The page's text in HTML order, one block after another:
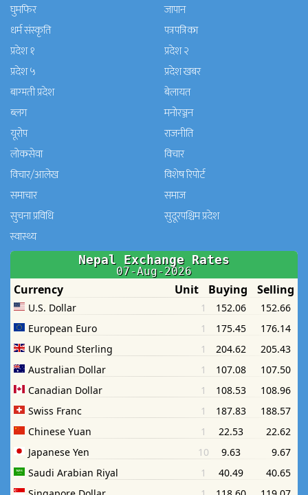
घुमफिर
जापान
धर्म संस्कृति
पत्रपत्रिका
प्रदेश १
प्रदेश २
प्रदेश ५
प्रदेश खबर
बाग्मती प्रदेश
बेलायत
ब्लग
मनाेरञ्जन
यूरोप
राजनीति
लोकसेवा
विचार
विचार/आलेख
विशेष रिपोर्ट
समाचार
समाज
सुचना प्रविधि
सुदूरपश्चिम प्रदेश
स्वास्थ्य